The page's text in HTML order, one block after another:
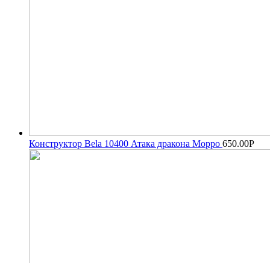
Конструктор Bela 10400 Атака дракона Морро 650.00Р